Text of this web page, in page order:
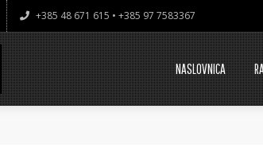
+385 48 671 615 • +385 97 7583367
NASLOVNICA